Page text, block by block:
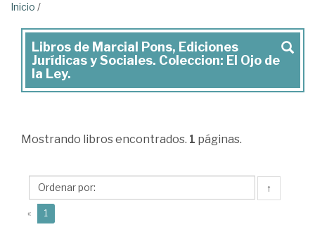
Inicio /
Marcial
Pons,
Ediciones
y
Coleccion:
El
Ojo
Libros de Marcial Pons, Ediciones
Jurídicas y Sociales. Coleccion: El Ojo de
la Ley.
Mostrando libros encontrados. 1 páginas.
↑
« 1